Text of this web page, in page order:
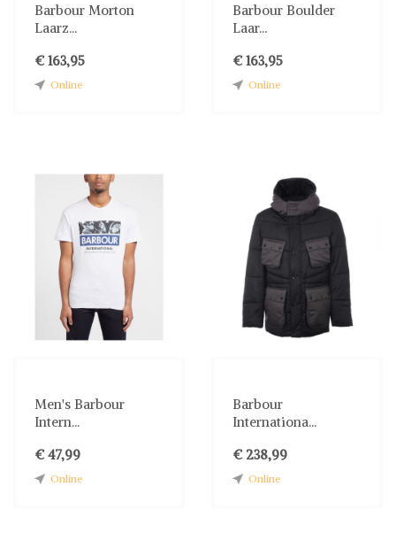
Barbour Morton
Laarz...
€ 163,95
Online
Barbour Boulder
Laar...
€ 163,95
Online
Men's Barbour
Intern...
€ 47,99
Online
Barbour
Internationa...
€ 238,99
Online